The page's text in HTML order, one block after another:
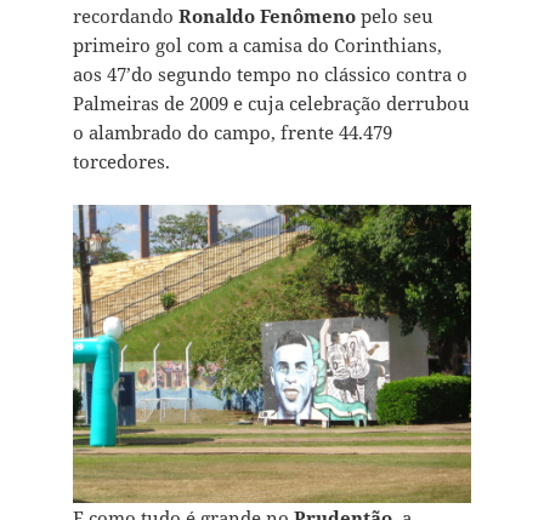
recordando Ronaldo Fenômenopelo seu
primeiro gol com a camisa do Corinthians,
aos 47’do segundo tempo no clássico contra o
Palmeiras de 2009 e cuja celebração derrubou
o alambrado do campo, frente 44.479
torcedores.